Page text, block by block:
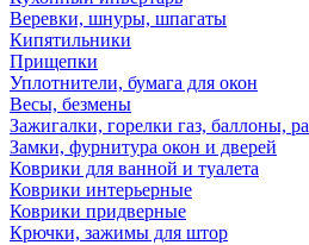
Веревки, шнуры, шпагаты
Кипятильники
Прищепки
Уплотнители, бумага для окон
Весы, безмены
Зажигалки, горелки газ, баллоны,
Замки, фурнитура окон и дверей
Коврики для ванной и туалета
Коврики интерьерные
Коврики придверные
Крючки, зажимы для штор